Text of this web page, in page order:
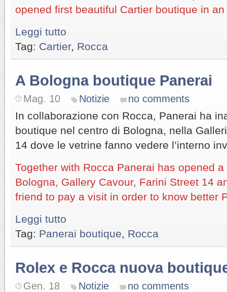
opened first beautiful Cartier boutique in
Leggi tutto
Tag: Cartier, Rocca
A Bologna boutique Panerai
Mag. 10 Notizie no comments
In collaborazione con Rocca, Panerai ha
boutique nel centro di Bologna, nella
14 dove le vetrine fanno vedere l’interno
Together with Rocca Panerai has opened
Bologna, Gallery Cavour, Farini Street 14
friend to pay a visit in order to know better
Leggi tutto
Tag: Panerai boutique Rocca
Rolex e Rocca nuova
Gen. 18 Notizie no comments